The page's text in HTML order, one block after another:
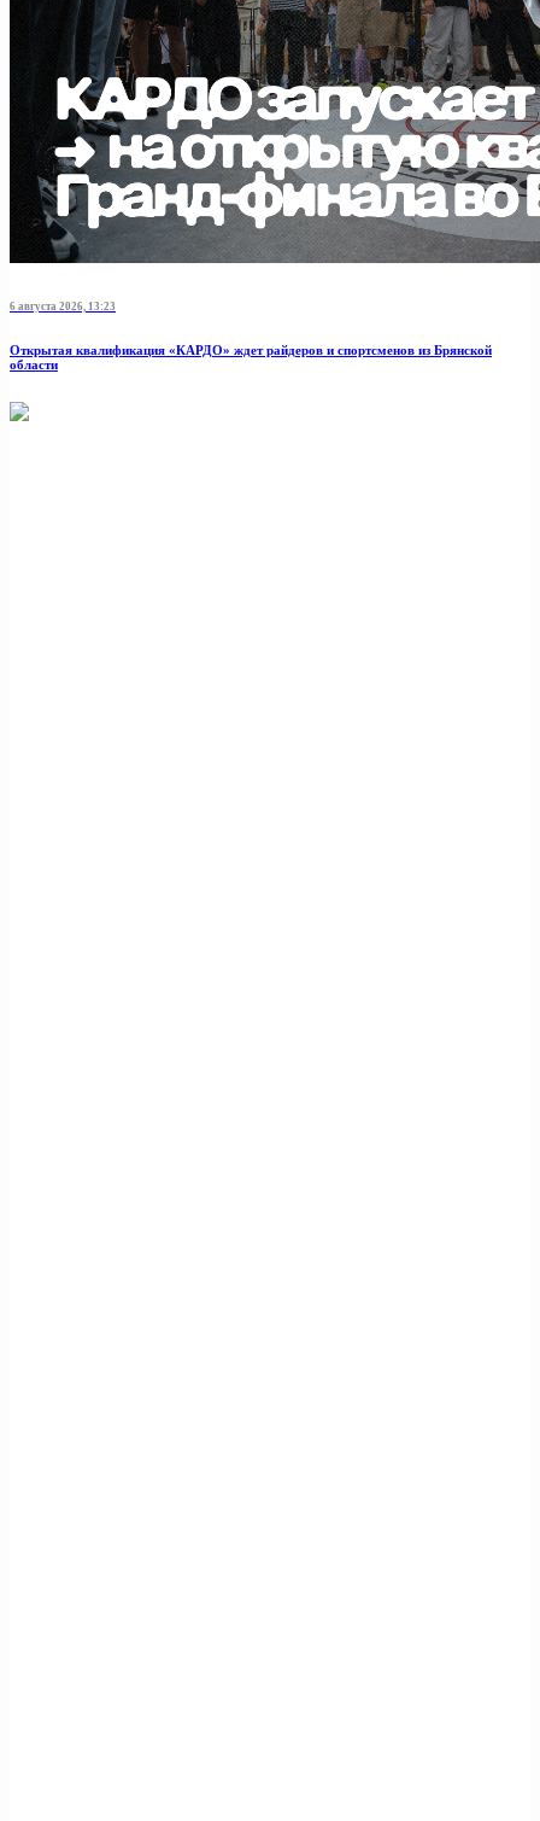
6 августа 2026, 13:23
Открытая квалификация «КАРДО» ждет райдеров и спортсменов из Брянской
области